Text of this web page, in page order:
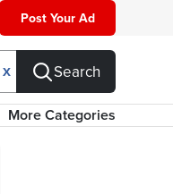
Post Your Ad
X Search
More Categories